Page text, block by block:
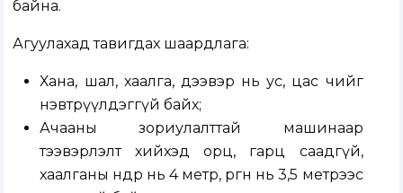
байна.
Агуулахад тавигдах шаардлага:
Хана, шал, хаалга, дээвэр нь ус, цас чийг
нэвтрүүлдэггүй байх;
Ачааны зориулалттай машинаар
тээвэрлэлт хийхэд орц, гарц саадгүй,
хаалганы өндөр нь 4 метр, өргөн нь 3,5 метрээс